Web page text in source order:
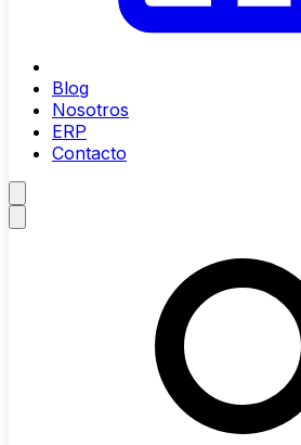
Blog
Nosotros
ERP
Contacto